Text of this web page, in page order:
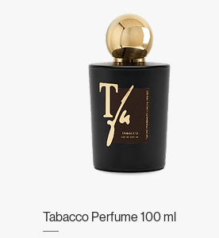
Tabacco Perfume 100 ml